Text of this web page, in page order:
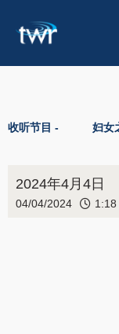
收听节目 - 妇女
2024年4月4日
04/04/2024 1:18